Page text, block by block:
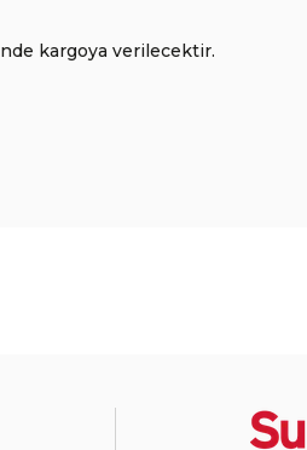
kargoya verilecektir.